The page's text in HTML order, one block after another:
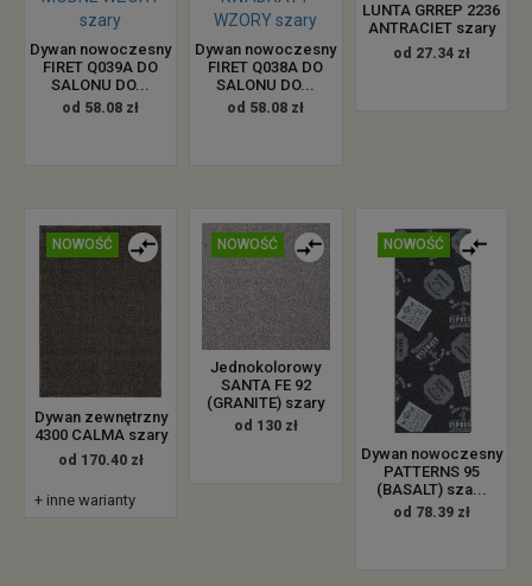
Dywan nowoczesny
FIRET Q039A DO
SALONU DO...
od 58.08 zł
Dywan nowoczesny
FIRET Q038A DO
SALONU DO...
od 58.08 zł
LUNTA GRREP 2236
ANTRACIET szary
od 27.34 zł
NOWOŚĆ
Dywan zewnętrzny
4300 CALMA szary
od 170.40 zł
+ inne warianty
NOWOŚĆ
Jednokolorowy
SANTA FE 92
(GRANITE) szary
od 130 zł
NOWOŚĆ
Dywan nowoczesny
PATTERNS 95
(BASALT) sza...
od 78.39 zł